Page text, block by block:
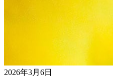
2026年3月6日